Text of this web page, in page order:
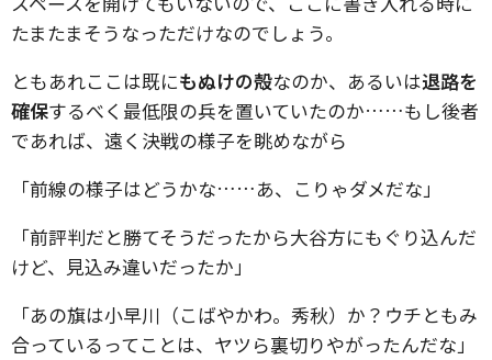
たまたまそうなっただけなのでしょう。
ともあれここは既にもぬけの殻なのか、あるいは退路を
確保するべく最低限の兵を置いていたのか……もし後者
であれば、遠く決戦の様子を眺めながら
「前線の様子はどうかな……あ、こりゃダメだな」
「前評判だと勝てそうだったから大谷方にもぐり込んだ
けど、見込み違いだったか」
「あの旗は小早川（こばやかわ。秀秋）か？ウチともみ
合っているってことは、ヤツら裏切りやがったんだな」